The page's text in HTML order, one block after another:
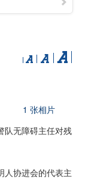
1 张相片
队无障碍主任对残
人协进会的代表主